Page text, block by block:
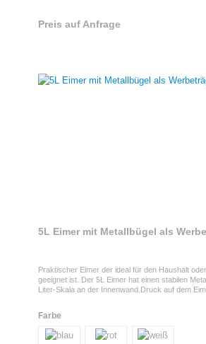
Preis auf Anfrage
5L Eimer mit Metallbügel als
Praktischer Eimer der ideal für den Haushalt
geeignet ist. Der 5L Eimer hat einen stabilen
Liter-Skala an der Innenwand.Druck auf dem
Ihr Logo großflächig präsentiert werden. Sie
Beispiel statt einer Baumwolltasche auf Messen
verteilen.Produktspezifikationen- Made in Europe-
Farbe